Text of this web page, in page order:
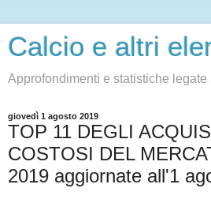
Calcio e altri
Approfondimenti e statistiche
giovedì 1 agosto 2019
TOP 11 DEGLI
COSTOSI DEL
2019 aggiornate all'1